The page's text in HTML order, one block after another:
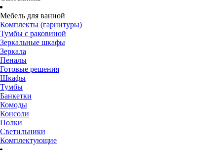
Мебель для ванной
Комплекты (гарнитуры)
Тумбы с раковиной
Зеркальные шкафы
Зеркала
Пеналы
Готовые решения
Шкафы
Тумбы
Банкетки
Комоды
Консоли
Полки
Светильники
Комплектующие